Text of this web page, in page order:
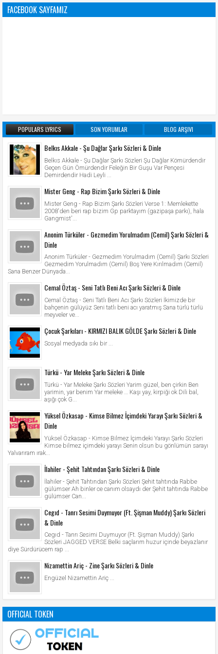
FACEBOOK SAYFAMIZ
POPULARS LYRICS SON YORUMLAR BLOG ARŞIVI
Belkıs Akkale - Şu Dağlar Şarkı Sözleri & Dinle
Belkıs Akkale - Şu Dağlar Şarkı Sözleri Şu Dağlar Kömürdendir
Geçen Gün Ömürdendir Feleğin Bir Guşu Var Pençesi
Demirdendir Hadi Leyli ...
Mister Geng - Rap Bizim Şarkı Sözleri & Dinle
Mister Geng - Rap Bizim Şarkı Sözleri Verse 1: Memlekette
2008'den beri rap bizim Gp parktayım (gazipaşa parkı), hala
Gangmist'...
Anonim Türküler - Gezmedim Yorulmadım (Cemil) Şarkı Sözleri &
Dinle
Anonim Türküler - Gezmedim Yorulmadım (Cemil) Şarkı Sözleri
Gezmedim Yorulmadım (Cemil) Boş Yere Kırılmadım (Cemil)
Sana Benzer Dünyada...
Cemal Öztaş - Seni Tatlı Beni Acı Şarkı Sözleri & Dinle
Cemal Öztaş - Seni Tatlı Beni Acı Şarkı Sözleri İkimizde bir
bahçenin gülüyüz Seni tatlı beni acı yaratmış Sana türlü türlü
meyveler ve...
Çocuk Şarkıları - KIRMIZI BALIK GÖLDE Şarkı Sözleri & Dinle
Sosyal medyada sıkı bir ...
Türkü - Yar Meleke Şarkı Sözleri & Dinle
Türkü - Yar Meleke Şarkı Sözleri Yarim güzel, ben çirkin Ben
yarimin, yar benim Yar meleke … Kaşı yay, kirpiği ok Dili bal,
aşığı çok G...
Yüksel Özkasap - Kimse Bilmez İçimdeki Yarayı Şarkı Sözleri &
Dinle
Yüksel Özkasap - Kimse Bilmez İçimdeki Yarayı Şarkı Sözleri
Kimse bilmez içimdeki yarayı Senin olsun bu gönlümün sarayı
Yalvarıram ırak...
İlahiler - Şehit Tahtından Şarkı Sözleri & Dinle
İlahiler - Şehit Tahtından Şarkı Sözleri Şehit tahtında Rabbe
gülümser Ah binler ce canım olsaydı der Şehit tahtında Rabbe
gülümser Can...
Cegıd - Tanrı Sesimi Duymuyor (Ft. Şişman Muddy) Şarkı Sözleri
& Dinle
Cegıd - Tanrı Sesimi Duymuyor (Ft. Şişman Muddy) Şarkı
Sözleri JAGGED VERSE Belki saçlarım huzur içinde beyazlanır
diye Sürdürücem rap ...
Nizamettin Ariç - Zine Şarkı Sözleri & Dinle
Engüzel Nizamettin Ariç ...
OFFICIAL TOKEN